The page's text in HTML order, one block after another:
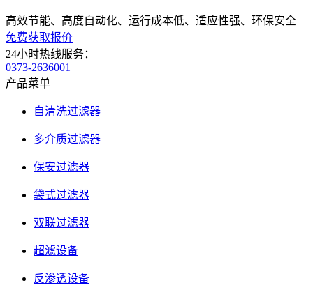
高效节能、高度自动化、运行成本低、适应性强、环保安全
免费获取报价
24小时热线服务：
0373-2636001
产品菜单
自清洗过滤器
多介质过滤器
保安过滤器
袋式过滤器
双联过滤器
超滤设备
反渗透设备